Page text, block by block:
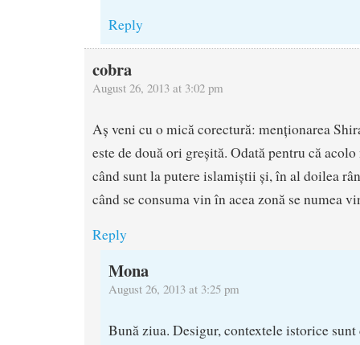
Reply
cobra
August 26, 2013 at 3:02 pm
Aș veni cu o mică corectură: menționarea
este de două ori greșită. Odată pentru că
când sunt la putere islamiștii și, în al doilea
când se consuma vin în acea zonă se numea
Reply
Mona
August 26, 2013 at 3:25 pm
Bună ziua. Desigur, contextele istorice